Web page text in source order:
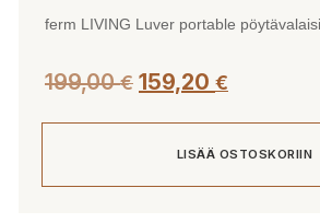
ferm LIVING Luver portable
199,00€ 159,20 €
LISÄÄ OSTOSKORIIN